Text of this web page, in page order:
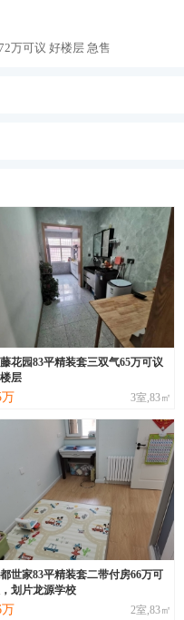
万可议 好楼层 急售
花园83平精装套三双气65万可议
层
万 3室,83㎡
世家83平精装套二带付房66万可
划片龙源学校
万 2室,83㎡